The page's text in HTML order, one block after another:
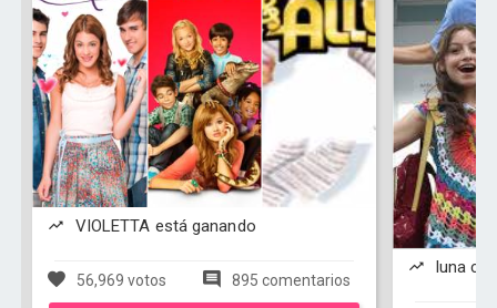
VIOLETTA está ganando
56,969 votos 895 comentarios
luna